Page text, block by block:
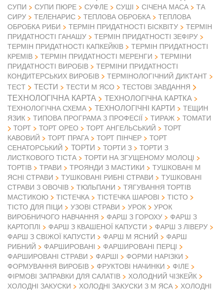
СУПИ
СУПИ ПЮРЕ СУФЛЕ СУШІ СІЧЕНА МАСА
ТА
СИРУ
ТЕЛЕНАРИС ТЕПЛОВА ОБРОБКА
ТЕПЛОВА
ОБРОБКА РИБИ
ТЕРМІН ПРИДАТНОСТІ БІСКВІТУ
ТЕРМІН
ПРИДАТНОСТІ ГАНАШУ
ТЕРМІН ПРИДАТНОСТІ ЗЕФІРУ
ТЕРМІН ПРИДАТНОСТІ КАПКЕЙКІВ
ТЕРМІН ПРИДАТНОСТІ
КРЕМІВ
ТЕРМІН ПРИДАТНОСТІ МЕРЕНГИ
ТЕРМІНИ
ПРИДАТНОСТІ ВИРОБІВ
ТЕРМІНИ ПРИДАТНОСТІ
КОНДИТЕРСЬКИХ ВИРОБІВ
ТЕРМІНОЛОГІЧНИЙ ДИКТАНТ
ТЕСТ
ТЕСТИ ТЕСТИ М ЯСО ТЕСТОВІ ЗАВДАННЯ
ТЕХНОЛОГІЧНА КАРТА ТЕХНОЛОГІЧНА КАРТКА
ТЕХНОЛОГІЧНА СХЕМА ТЕХНОЛОГІЧНІ КАРТИ
ТЕЩИН
ЯЗИК
ТИПОВА ПРОГРАМА З ПРОФЕСІЇ ТИРАЖ ТОМАТИ
ТОРТ ТОРТ ОРЕО ТОРТ АНГЕЛЬСЬКИЙ
ТОРТ
КАВОВИЙ
ТОРТ ПРАГА ТОРТ ПІНЧЕР
ТОРТ
СЕНАТОРСЬКИЙ
ТОРТИ ТОРТИ З
ТОРТИ З
ЛИСТКОВОГО ТІСТА
ТОРТИ НА ЗГУЩЕНОМУ МОЛОЦІ
ТОРТІВ
ТРАВИ ТРОЯНДИ З МАСТИКИ
ТУШКОВАНІ М
ЯСНІ СТРАВИ
ТУШКОВАНІ РИБНІ СТРАВИ
ТУШКОВАНІ
СТРАВИ З ОВОЧІВ
ТЮЛЬПАНИ
ТЯГУВАННЯ ТОРТІВ
МАСТИКОЮ
ТІСТЕЧКА ТІСТЕЧКА ШАРОВІ
ТІСТО
ТІСТО ДЛЯ ПІЦИ
УЗОВІ СТРАВИ УРОК
УРОК
ВИРОБНИЧОГО НАВЧАННЯ
ФАРШ З ГОРОХУ
ФАРШ З
КАРТОПЛІ
ФАРШ З КВАШЕНОЇ КАПУСТИ
ФАРШ З ЛІВЕРУ
ФАРШ З СВІЖОЇ КАПУСТИ
ФАРШ М ЯСНИЙ
ФАРШ
РИБНИЙ
ФАРШИРОВАНІ
ФАРШИРОВАНІ ПЕРЦІ
ФАРШИРОВАНІ СТРАВИ
ФАРШІ
ФОРМИ НАРІЗКИ
ФОРМУВАННЯ ВИРОБІВ
ФРУКТОВІ НАЧИНКИ
ФІЛЕ
ФІРМОВІ ЗАПРАВКИ ДЛЯ САЛАТІВ
ХОЛОДНИЙ ЧІЗКЕЙК
ХОЛОДНІ ЗАКУСКИ
ХОЛОДНІ ЗАКУСКИ З М ЯСА
ХОЛОДНІ